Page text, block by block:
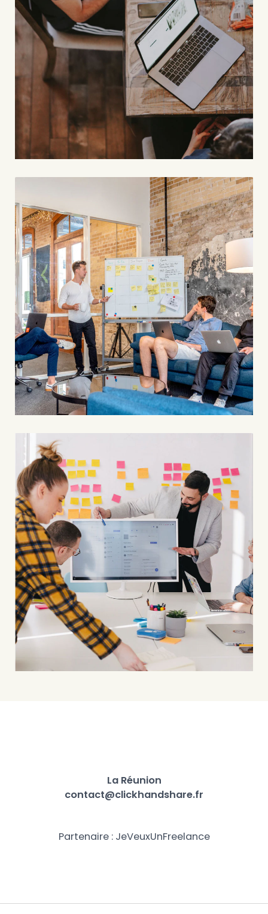
La Réunion
contact@clickhandshare.fr
Partenaire : JeVeuxUnFreelance